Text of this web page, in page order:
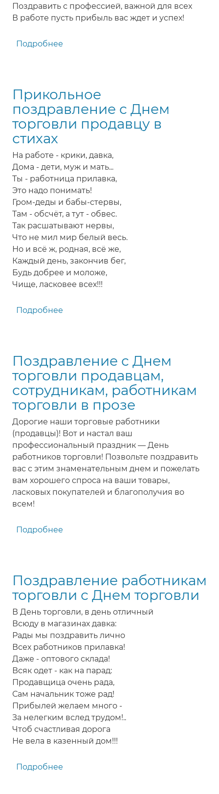
Поздравить с профессией, важной для всех
В работе пусть прибыль вас ждет и успех!
Подробнее
торговли
коллеге
-
сотруднику
Прикольное
поздравление с Днем
торговли продавцу в
стихах
На работе - крики, давка,
Дома - дети, муж и мать...
Ты - работница прилавка,
Это надо понимать!
Гром-деды и бабы-стервы,
Там - обсчёт, а тут - обвес.
Так расшатывают нервы,
Что не мил мир белый весь.
Но и всё ж, родная, всё же,
Каждый день, закончив бег,
Будь добрее и моложе,
Чище, ласковее всех!!!
Подробнее
Днем
торговли
продавцу
в
стихах
Поздравление с Днем
торговли продавцам,
сотрудникам, работникам
торговли в прозе
Дорогие наши торговые работники
(продавцы)! Вот и настал ваш
профессиональный праздник — День
работников торговли! Позвольте поздравить
вас с этим знаменательным днем и пожелать
вам хорошего спроса на ваши товары,
ласковых покупателей и благополучия во
всем!
Подробнее
торговли
продавцам,
сотрудникам,
работникам
торговли
в
прозе
Поздравление работникам
торговли с Днем торговли
В День торговли, в день отличный
Всюду в магазинах давка:
Рады мы поздравить лично
Всех работников прилавка!
Даже - оптового склада!
Всяк одет - как на парад:
Продавщица очень рада,
Сам начальник тоже рад!
Прибылей желаем много -
За нелегким вслед трудом!..
Чтоб счастливая дорога
Не вела в казенный дом!!!
Подробнее